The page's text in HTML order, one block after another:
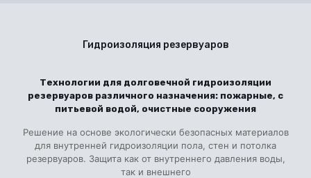
Гидроизоляция резервуаров
Технологии для долговечной гидроизоляции
резервуаров различного назначения: пожарные, с
питьевой водой, очистные сооружения
Решение на основе экологически безопасных материалов
для внутренней гидроизоляции пола, стен и потолка
резервуаров. Защита как от внутреннего давления воды,
так и внешнего